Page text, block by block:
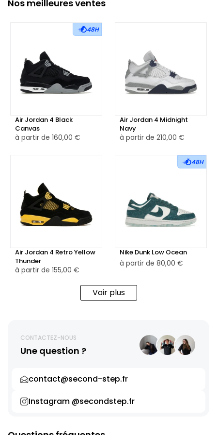
Nos meilleures ventes
48H
Air Jordan 4 Black
Canvas
à partir de 160,00 €
Air Jordan 4 Midnight
Navy
à partir de 210,00 €
Air Jordan 4 Retro Yellow
Thunder
à partir de 155,00 €
48H
Nike Dunk Low Ocean
à partir de 80,00 €
Voir plus
CONTACTEZ-NOUS
Une question ?
contact@second-step.fr
Instagram @secondstep.fr